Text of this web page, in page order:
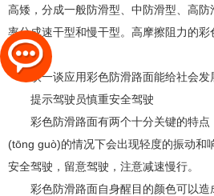
高矮，分成一般防滑型、中防滑型、高
率分成速干型和慢干型。高摩擦阻力的
驶。
谈一谈应用彩色防滑路面能给社会
提示驾驶员慎重安全驾驶
彩色防滑路面有两个十分关键的特
(tōng guò)的情况下会出现轻度的振动和
安全驾驶，留意驾驶，注意减速慢行。
彩色防滑路面自身醒目的颜色可以造